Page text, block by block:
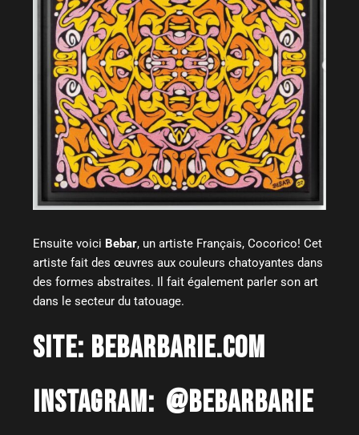
Ensuite voici Bebar, un artiste Français, Cocorico! Cet
artiste fait des œuvres aux couleurs chatoyantes dans
des formes abstraites. Il fait également parler son art
dans le secteur du tatouage.
SITE: BEBARBARIE.COM
INSTAGRAM: @BEBARBARIE